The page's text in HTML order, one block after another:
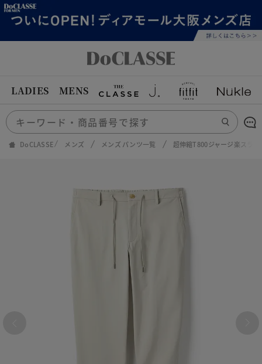
LADIES MENS
DoCLASSE メンズ メンズ パンツ一覧 超伸縮T800ジャージ楽スラ